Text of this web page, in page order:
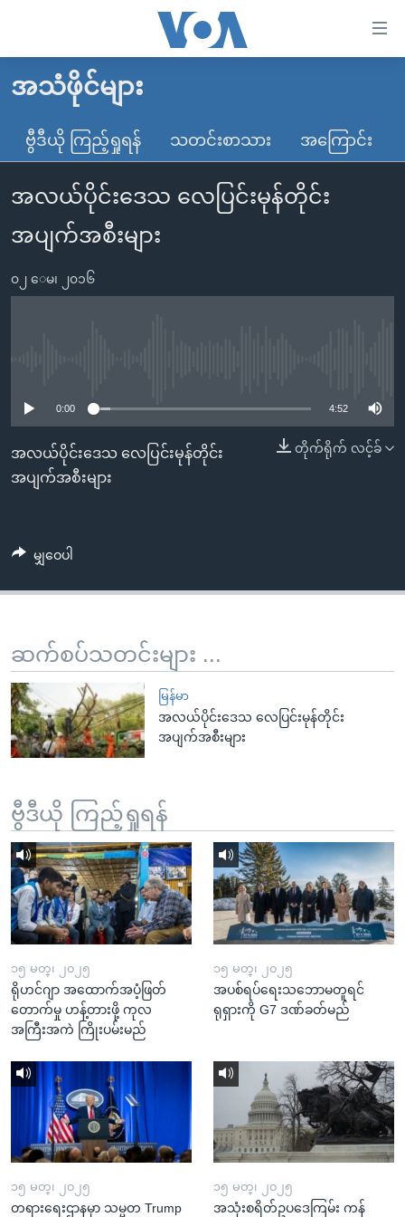
လွယ်ကူ
သည့်
များ
ပင်မ
သို့
စာမျက်နှာ
သို့
ရန်
သို့
ကျော်
ရန်
မူလစာမျက်နှာ
မြန်မာ
ကမ္ဘာ့သတင်းများ
နိုင်ငံတကာ
အမေရိကန်
အစ္စရေး-ပါလက်စတိုင်း
ဗွီဒီယို
သတင်းလွတ်လပ်ခွင့်
ရပ်ဝန်းတခု လမ်းတခု အလွန်
အင်္ဂလိပ်စာလေ့လာမယ်
ဗွီအိုအေ လူမှုကွန်ယက်များ
အသံဖိုင်များ
ဗွီဒီယို ကြည့်ရှုရန် သတင်းစာသား အကြောင်း
အလယ်ပိုင်းဒေသ လေပြင်းမုန်တိုင်း
အပျက်အစီးများ
၀၂ ေမ၊ ၂၀၁၆
0:00 4:52
တိုက်ရိုက် လင့်ခ်
အလယ်ပိုင်းဒေသ လေပြင်းမုန်တိုင်း
အပျက်အစီးများ
မျှဝေပါ
ဆက်စပ်သတင်းများ ...
မြန်မာ
အလယ်ပိုင်းဒေသ လေပြင်းမုန်တိုင်း
အပျက်အစီးများ
ဗွီဒီယို ကြည့်ရှုရန်
၁၅ မတ္၊ ၂၀၂၅
ရိုဟင်ဂျာ အထောက်အပံ့ဖြတ်
တောက်မှု ဟန့်တားဖို့ ကုလ
အကြီးအကဲ ကြိုးပမ်းမည်
၁၅ မတ္၊ ၂၀၂၅
အပစ်ရပ်ရေးသဘောမတူရင်
ရုရှားကို G7 ဒဏ်ခတ်မည်
၁၅ မတ္၊ ၂၀၂၅
တရားရေးဌာနမှာ သမ္မတ Trump
၁၅ မတ္၊ ၂၀၂၅
အသုံးစရိတ်ဥပဒေကြမ်း ကန်